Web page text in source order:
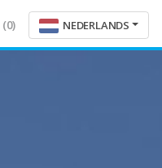
(0) NEDERLANDS